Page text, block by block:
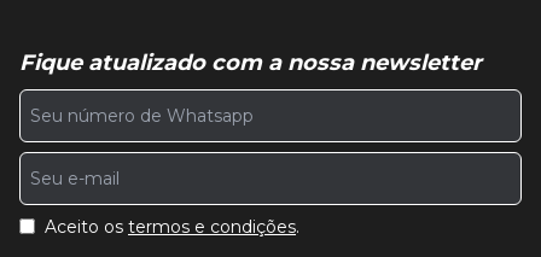
Fique atualizado com a nossa newsletter
Aceito os termos e condições.